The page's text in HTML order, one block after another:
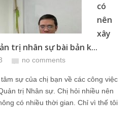
có
nên
xây
trị nhân sự bài bản k...
no comments
sự của chị bạn về các công việc
trị Nhân sự. Chị hỏi nhiều nên
có nhiều thời gian. Chỉ vì thế tôi